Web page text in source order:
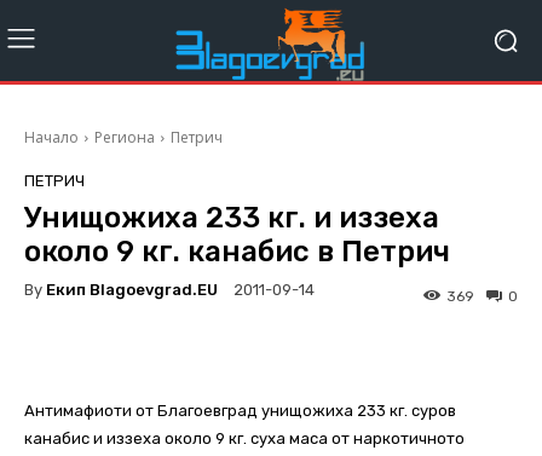
Начало Региона Петрич
ПЕТРИЧ
Унищожиха 233 кг. и иззеха
около 9 кг. канабис в Петрич
By Екип Blagoevgrad.EU 2011-09-14 0
369
Антимафиоти от Благоевград унищожиха 233 кг. суров
канабис и иззеха около 9 кг. суха маса от наркотичното